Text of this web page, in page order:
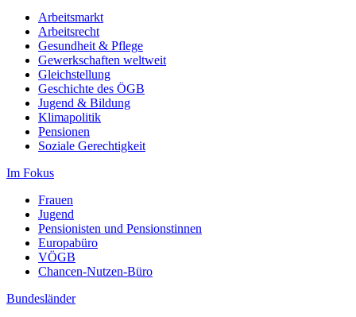
Arbeitsmarkt
Arbeitsrecht
Gesundheit & Pflege
Gewerkschaften weltweit
Gleichstellung
Geschichte des ÖGB
Jugend & Bildung
Klimapolitik
Pensionen
Soziale Gerechtigkeit
Im Fokus
Frauen
Jugend
Pensionisten und Pensionstinnen
Europabüro
VÖGB
Chancen-Nutzen-Büro
Bundesländer